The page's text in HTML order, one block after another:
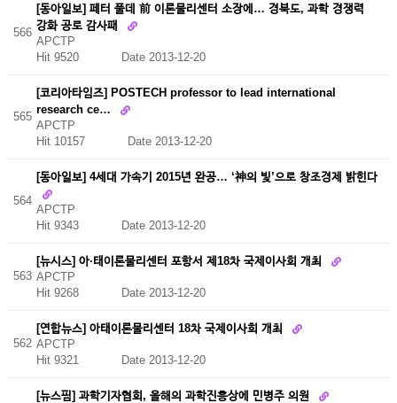
566
[동아일보] 페터 풀데 前 이론물리센터 소장에… 경북도, 과학 경쟁력
강화 공로 감사패
APCTP
Hit 9520 Date 2013-12-20
565
[코리아타임즈] POSTECH professor to lead international
research ce…
APCTP
Hit 10157 Date 2013-12-20
564
[동아일보] 4세대 가속기 2015년 완공… ‘神의 빛’으로 창조경제 밝힌다
APCTP
Hit 9343 Date 2013-12-20
563
[뉴시스] 아·태이론물리센터 포항서 제18차 국제이사회 개최
APCTP
Hit 9268
Date 2013-12-20
562
[연합뉴스] 아태이론물리센터 18차 국제이사회 개최
APCTP
Hit 9321
Date 2013-12-20
[뉴스핌] 과학기자협회, 올해의 과학진흥상에 민병주 의원